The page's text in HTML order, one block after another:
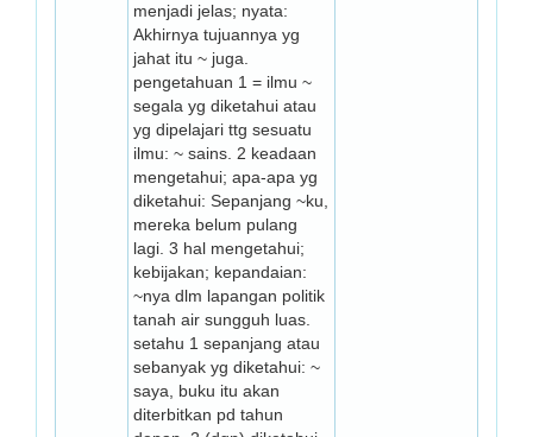
menjadi jelas; nyata:
Akhirnya tujuannya yg
jahat itu ~ juga.
pengetahuan 1 = ilmu ~
segala yg diketahui atau
yg dipelajari ttg sesuatu
ilmu: ~ sains. 2 keadaan
mengetahui; apa-apa yg
diketahui: Se­panjang ~ku,
mereka belum pulang
lagi. 3 hal mengetahui;
kebijakan; kepandaian:
~nya dlm lapangan politik
tanah air sungguh luas.
setahu 1 sepanjang atau
sebanyak yg diketahui: ~
saya, buku itu akan
diterbitkan pd tahun